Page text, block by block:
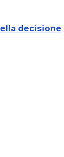
decisione